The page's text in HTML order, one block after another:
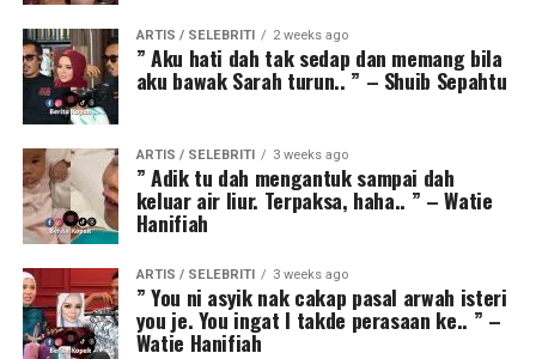
ARTIS / SELEBRITI 2 weeks ago
” Aku hati dah tak sedap dan memang bila
aku bawak Sarah turun.. ” – Shuib Sepahtu
ARTIS / SELEBRITI 3 weeks ago
” Adik tu dah mengantuk sampai dah
keluar air liur. Terpaksa, haha.. ” – Watie
Hanifiah
ARTIS / SELEBRITI 3 weeks ago
” You ni asyik nak cakap pasal arwah isteri
you je. You ingat I takde perasaan ke.. ” –
Watie Hanifiah